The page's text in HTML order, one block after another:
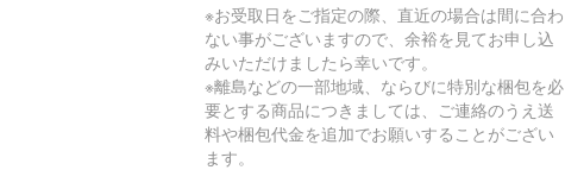
※お受取日をご指定の際、直近の場合は間に合わ
ない事がございますので、余裕を見てお申し込
みいただけましたら幸いです。
※離島などの一部地域、ならびに特別な梱包を必
要とする商品につきましては、ご連絡のうえ送
料や梱包代金を追加でお願いすることがござい
ます。